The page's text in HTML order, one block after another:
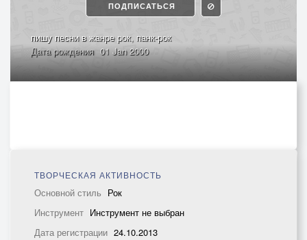
ПОДПИСАТЬСЯ
пишу песни в жанре рок, панк-рок
Дата рождения 01 Jan 2000
ТВОРЧЕСКАЯ АКТИВНОСТЬ
Основной стиль Рок
Инструмент Инструмент не выбран
Дата регистрации 24.10.2013